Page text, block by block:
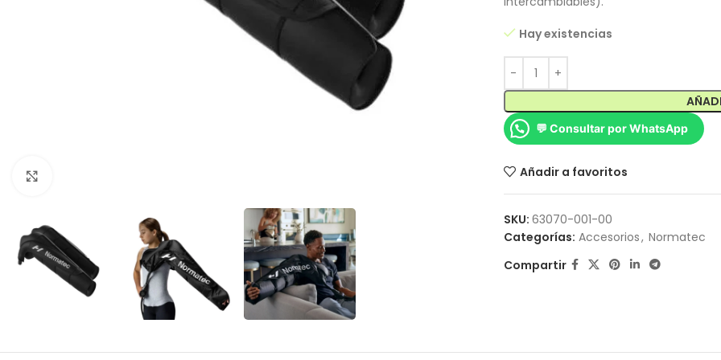
Hay existencias
💬 Consultar por WhatsApp
Añadir a favoritos
SKU: 63070-001-00
Categorías: Accesorios, Normatec
Compartir